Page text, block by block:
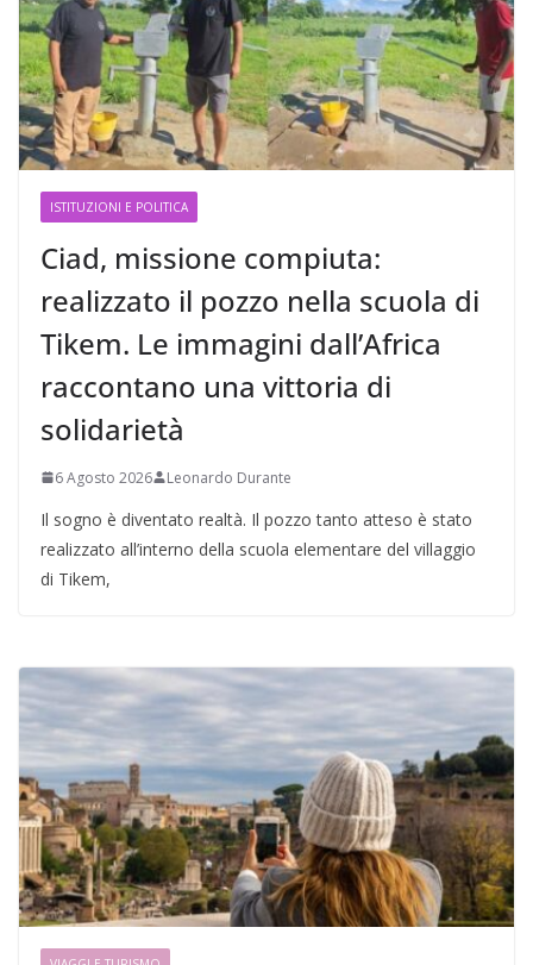
ISTITUZIONI E POLITICA
Ciad, missione compiuta:
realizzato il pozzo nella scuola di
Tikem. Le immagini dall’Africa
raccontano una vittoria di
solidarietà
6 Agosto 2026 Leonardo Durante
Il sogno è diventato realtà. Il pozzo tanto atteso è stato
realizzato all’interno della scuola elementare del villaggio
di Tikem,